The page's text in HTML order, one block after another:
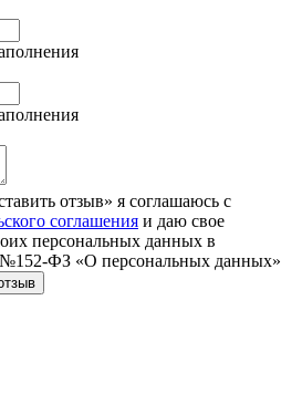
отзыв» я соглашаюсь с
соглашения и даю свое
персональных данных в
№152-ФЗ «О персональных данных»